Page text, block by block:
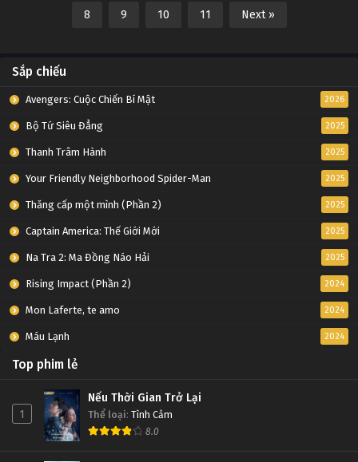
8 9 10 11 Next »
Sắp chiếu
Avengers: Cuộc Chiến Bí Mật 2026
Bộ Tứ Siêu Đẳng 2025
Thanh Trâm Hành 2025
Your Friendly Neighborhood Spider-Man 2025
Thăng cấp một mình (Phần 2) 2025
Captain America: Thế Giới Mới 2025
Na Tra 2: Ma Đồng Náo Hải 2025
Rising Impact (Phần 2) 2024
Mon Laferte, te amo 2024
Máu Lạnh 2024
Top phim lẻ
1
Nếu Thời Gian Trở Lại
Thể loại: Tình Cảm
8.0